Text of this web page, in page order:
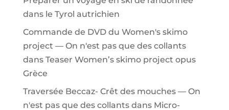
dans le Tyrol autrichien
Commande de DVD du Women's skimo
project — On n'est pas que des collants
dans Teaser Women’s skimo project opus
Grèce
Traversée Beccaz- Crêt des mouches — On
n'est pas que des collantsdans Micro-